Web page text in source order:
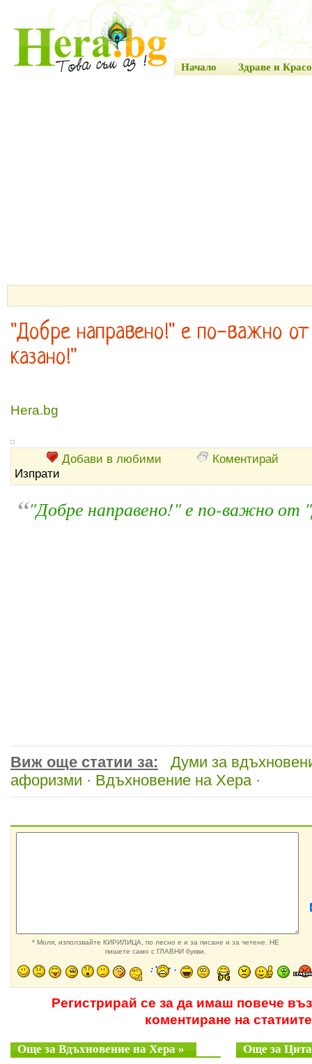
Начало Здраве и
"Добре направено!" е по-важно
казано!"
Hera.bg
Добави в любими
Коментирай
Изпрати
“"Добре направено!" е по-важно от
Виж още статии за:
Думи за
афоризми · Вдъхновение на Хера·
* Моля, използвайте КИРИЛИЦА, по лесно е и за писане и за четене. НЕ
пишете само с ГЛАВНИ букви.
Регистрирай се за да имаш повече
коментиране на статиите
Още за Вдъхновение на Хера » Още за